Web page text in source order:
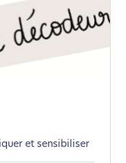
et sensibiliser